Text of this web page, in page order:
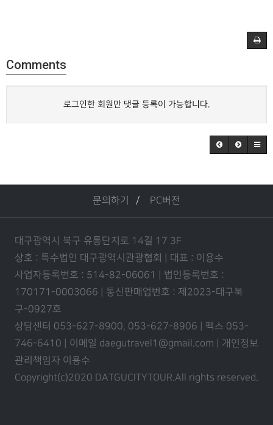
Comments
로그인한 회원만 댓글 등록이 가능합니다.
문의하기 PC버전
대구광역시 북구 유통단지로 14길 17 3F
상호 : 특수법인 대구광역시관광협회 | 대표 : 이용수
사업자등록번호 : 514-82-06061 | 법인등록번호 :
170171-0003066 | 통신판매업번호 : 제2023-대구북
구-0927호
상담센터 053-627-8900, 053-627-8906 | 팩스 053-
746-6410 | 이메일 daegutravel1@gmail.com | 개인정보
관리책임자 이용수
Copyright(c)2020 DATGUCITYTOUR.All rights reserved.